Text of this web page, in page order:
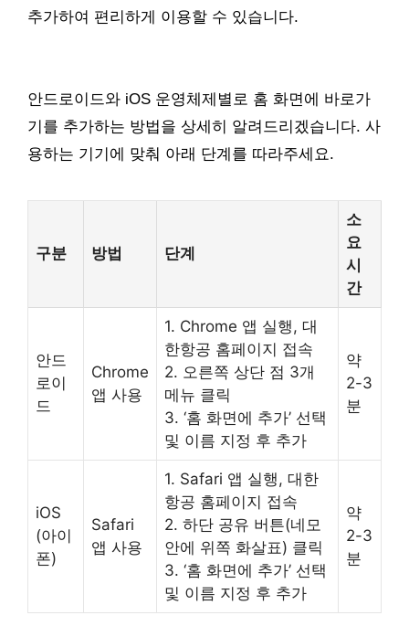
추가하여 편리하게 이용할 수 있습니다.
안드로이드와 iOS 운영체제별로 홈 화면에 바로가
기를 추가하는 방법을 상세히 알려드리겠습니다. 사
용하는 기기에 맞춰 아래 단계를 따라주세요.
구분 방법 단계
소
요
시
간
안드
로이
드
Chrome
앱 사용
1. Chrome 앱 실행, 대
한항공 홈페이지 접속
2. 오른쪽 상단 점 3개
메뉴 클릭
3. ‘홈 화면에 추가’ 선택
및 이름 지정 후 추가
약
2-3
분
iOS
(아이
폰)
Safari
앱 사용
1. Safari 앱 실행, 대한
항공 홈페이지 접속
2. 하단 공유 버튼(네모
안에 위쪽 화살표) 클릭
3. ‘홈 화면에 추가’ 선택
및 이름 지정 후 추가
약
2-3
분